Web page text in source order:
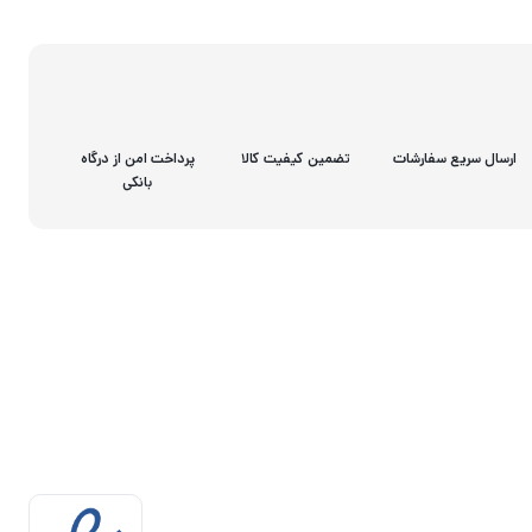
ارسال سریع سفارشات تضمین کیفیت کالا
پرداخت امن از درگاه
بانکی